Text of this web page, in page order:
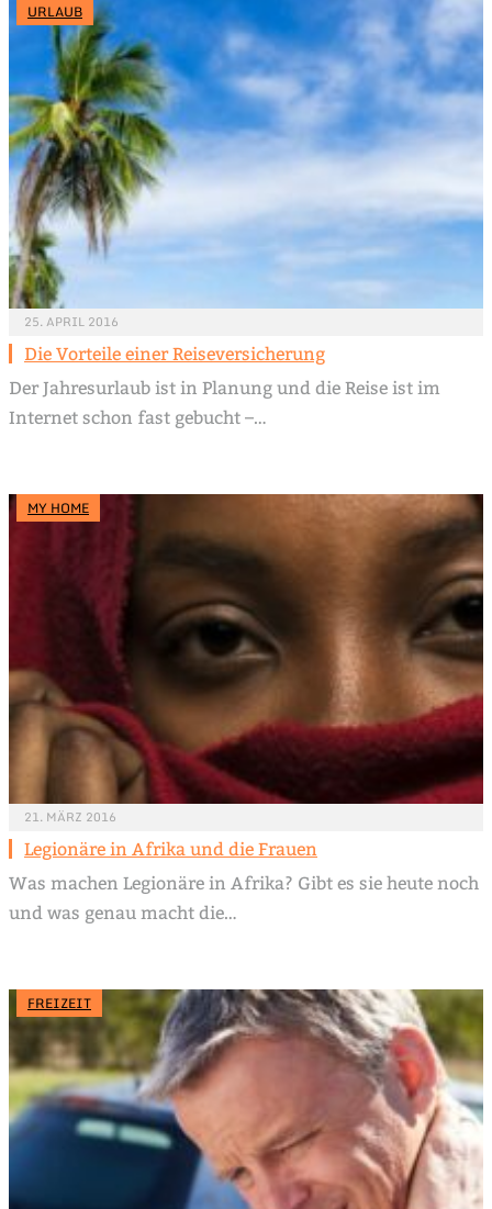
URLAUB
25. APRIL 2016
Die Vorteile einer Reiseversicherung
Der Jahresurlaub ist in Planung und die Reise ist im
Internet schon fast gebucht –…
MY HOME
21. MÄRZ 2016
Legionäre in Afrika und die Frauen
Was machen Legionäre in Afrika? Gibt es sie heute noch
und was genau macht die…
FREIZEIT